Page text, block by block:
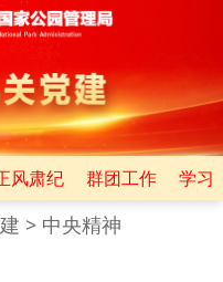
风肃纪 群团工作 学习
> 中央精神